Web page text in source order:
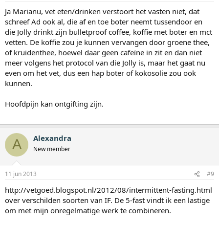
Ja Marianu, vet eten/drinken verstoort het vasten niet, dat
schreef Ad ook al, die af en toe boter neemt tussendoor en
die Jolly drinkt zijn bulletproof coffee, koffie met boter en mct
vetten. De koffie zou je kunnen vervangen door groene thee,
of kruidenthee, hoewel daar geen cafeïne in zit en dan niet
meer volgens het protocol van die Jolly is, maar het gaat nu
even om het vet, dus een hap boter of kokosolie zou ook
kunnen.
Hoofdpijn kan ontgifting zijn.
A Alexandra
New member
11 jun 2013 #9
http://vetgoed.blogspot.nl/2012/08/intermittent-fasting.html
over verschilden soorten van IF. De 5-fast vindt ik een lastige
om met mijn onregelmatige werk te combineren.